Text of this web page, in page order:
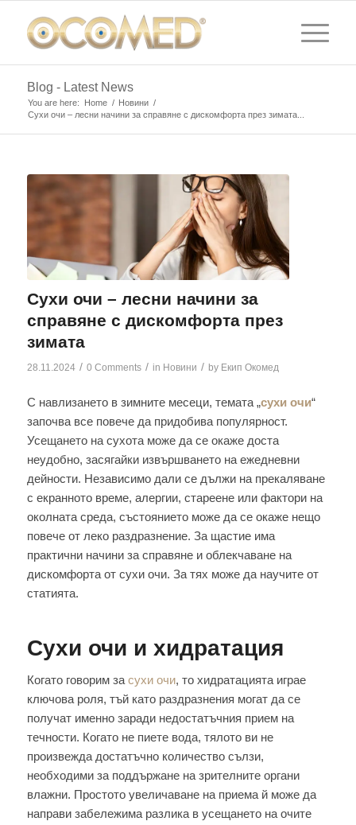
Blog - Latest News
You are here: Home / Новини /
Сухи очи – лесни начини за справяне с дискомфорта през зимата...
Сухи очи – лесни начини за
справяне с дискомфорта през
зимата
28.11.2024 / 0 Comments / in Новини / by Екип Окомед
С навлизането в зимните месеци, темата „сухи очи“
започва все повече да придобива популярност.
Усещането на сухота може да се окаже доста
неудобно, засягайки извършването на ежедневни
дейности. Независимо дали се дължи на прекаляване
с екранното време, алергии, стареене или фактори на
околната среда, състоянието може да се окаже нещо
повече от леко раздразнение. За щастие има
практични начини за справяне и облекчаване на
дискомфорта от сухи очи. За тях може да научите от
статията.
Сухи очи и хидратация
Когато говорим за сухи очи, то хидратацията играе
ключова роля, тъй като раздразнения могат да се
получат именно заради недостатъчния прием на
течности. Когато не пиете вода, тялото ви не
произвежда достатъчно количество сълзи,
необходими за поддържане на зрителните органи
влажни. Простото увеличаване на приема й може да
направи забележима разлика в усещането на очите